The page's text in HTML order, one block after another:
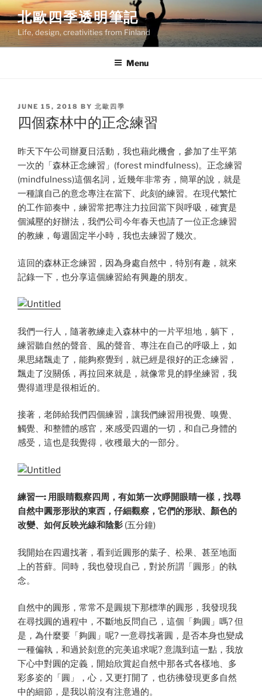
Skip
to
content
北歐四季透明筆記
Life, design, creativities from Finland
Menu
POSTED
ON
JUNE 15, 2018 BY 北歐四季
四個森林中的正念練習
昨天下午公司辦夏日活動，我也藉此機會，參加了生平第
一次的「森林正念練習」(forest mindfulness)。正念練習
(mindfulness)這個名詞，近幾年非常夯，簡單的說，就是
一種讓自己的意念專注在當下、此刻的練習。在現代繁忙
的工作節奏中，練習常把專注力拉回當下與呼吸，確實是
個減壓的好辦法，我們公司今年春天也請了一位正念練習
的教練，每週固定半小時，我也去練習了幾次。
這回的森林正念練習，因為身處自然中，特別有趣，就來
記錄一下，也分享這個練習給有興趣的朋友。
我們一行人，隨著教練走入森林中的一片平坦地，躺下，
練習聽自然的聲音、風的聲音、專注在自己的呼吸上，如
果思緒飄走了，能夠察覺到，就已經是很好的正念練習，
飄走了沒關係，再拉回來就是，就像常見的靜坐練習，我
覺得道理是很相近的。
接著，老師給我們四個練習，讓我們練習用視覺、嗅覺、
觸覺、和整體的感官，來感受四週的一切，和自己身體的
感受，這也是我覺得，收穫最大的一部分。
練習一: 用眼睛觀察四周，有如第一次睜開眼睛一樣，找尋
自然中圓形形狀的東西，仔細觀察，它們的形狀、顏色的
改變、如何反映光線和陰影 (五分鐘)
我開始在四週找著，看到近圓形的葉子、松果、甚至地面
上的苔蘚。同時，我也發現自己，對於所謂「圓形」的執
念。
自然中的圓形，常常不是圓規下那標準的圓形，我發現我
在尋找圓的過程中，不斷地反問自己，這個「夠圓」嗎? 但
是，為什麼要「夠圓」呢? 一意尋找著圓，是否本身也變成
一種偏執，和過於刻意的完美追求呢? 意識到這一點，我放
下心中對圓的定義，開始欣賞起自然中那各式各樣地、多
彩多姿的「圓」，心，又更打開了，也彷彿發現更多自然
中的細節，是我以前沒有注意過的。